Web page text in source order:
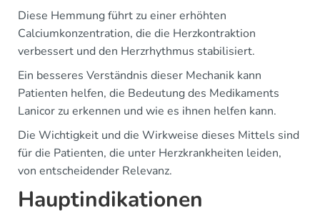
Diese Hemmung führt zu einer erhöhten
Calciumkonzentration, die die Herzkontraktion
verbessert und den Herzrhythmus stabilisiert.
Ein besseres Verständnis dieser Mechanik kann
Patienten helfen, die Bedeutung des Medikaments
Lanicor zu erkennen und wie es ihnen helfen kann.
Die Wichtigkeit und die Wirkweise dieses Mittels sind
für die Patienten, die unter Herzkrankheiten leiden,
von entscheidender Relevanz.
Hauptindikationen